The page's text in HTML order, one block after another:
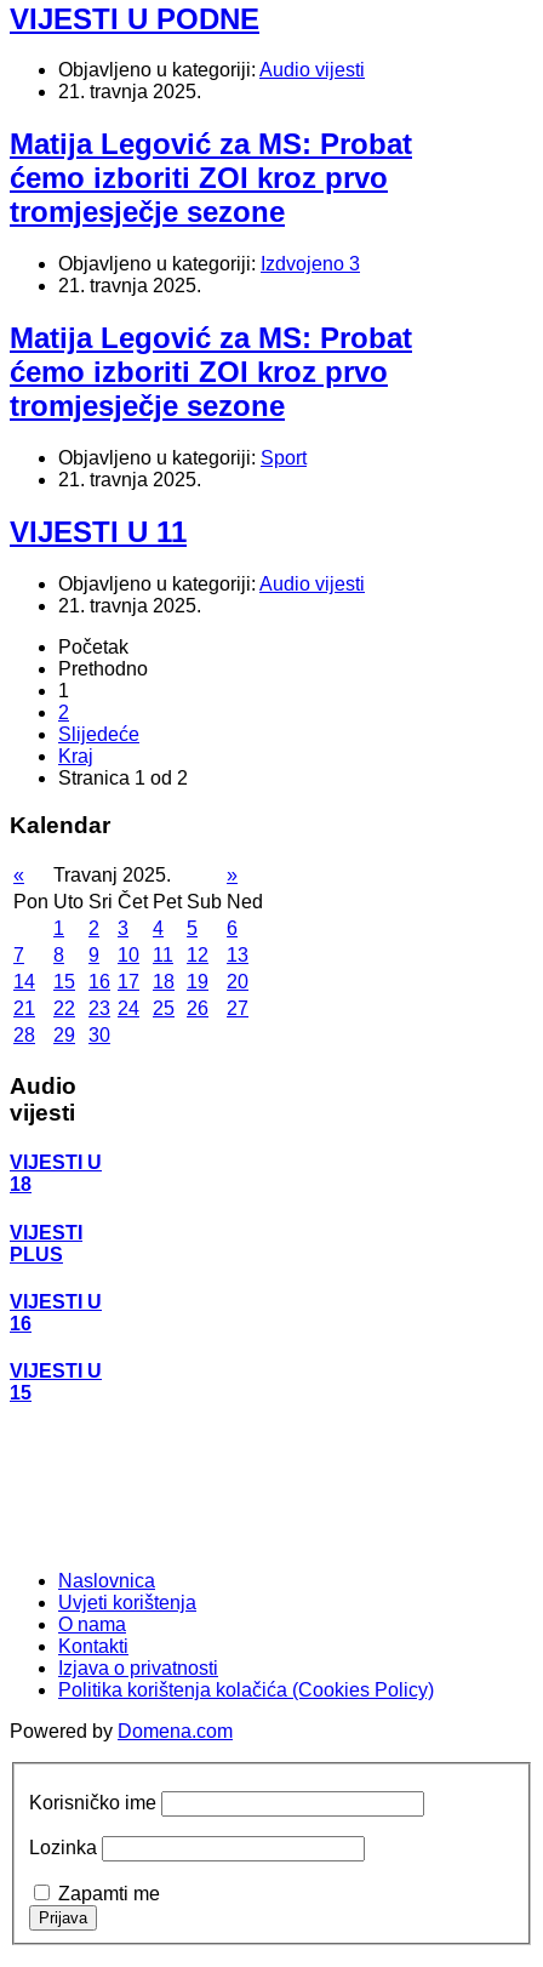
VIJESTI U PODNE
Objavljeno u kategoriji: Audio vijesti
21. travnja 2025.
Matija Legović za MS: Probat
ćemo izboriti ZOI kroz prvo
tromjesječje sezone
Objavljeno u kategoriji: Izdvojeno 3
21. travnja 2025.
Matija Legović za MS: Probat
ćemo izboriti ZOI kroz prvo
tromjesječje sezone
Objavljeno u kategoriji: Sport
21. travnja 2025.
VIJESTI U 11
Objavljeno u kategoriji: Audio vijesti
21. travnja 2025.
Početak
Prethodno
1
2
Slijedeće
Kraj
Stranica 1 od 2
Kalendar
« Travanj 2025.
»
Pon Uto Sri Čet Pet Sub Ned
1
2 3 4 5
6
7
8 9 10 11 12
13
14
15 16 17 18 19
20
21
22 23 24 25 26
27
28
29 30
Audio
vijesti
VIJESTI U
18
VIJESTI
PLUS
VIJESTI U
16
VIJESTI U
15
Naslovnica
Uvjeti korištenja
O nama
Kontakti
Izjava o privatnosti
Politika korištenja kolačića (Cookies Policy)
Powered by Domena.com
Korisničko ime
Lozinka
Zapamti me